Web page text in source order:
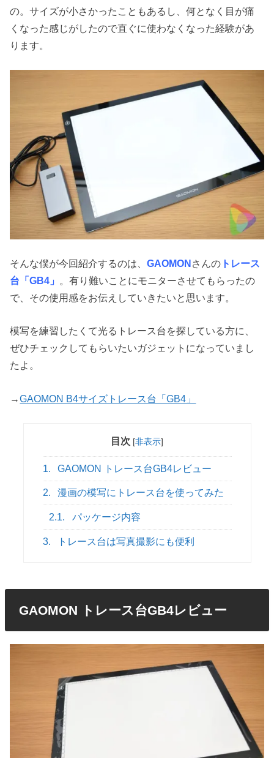
の。サイズが小さかったこともあるし、何となく目が痛
くなった感じがしたので直ぐに使わなくなった経験があ
ります。
そんな僕が今回紹介するのは、GAOMONさんの トレース
台「GB4」 。有り難いことにモニターさせてもらったの
で、その使用感をお伝えしていきたいと思います。
模写を練習したくて光るトレース台を探している方に、
ぜひチェックしてもらいたいガジェットになっていまし
たよ。
→GAOMON B4サイズトレース台「GB4」
目次 [非表示]
1. GAOMON トレース台GB4レビュー
2. 漫画の模写にトレース台を使ってみた
2.1. パッケージ内容
3. トレース台は写真撮影にも便利
GAOMON トレース台GB4レビュー